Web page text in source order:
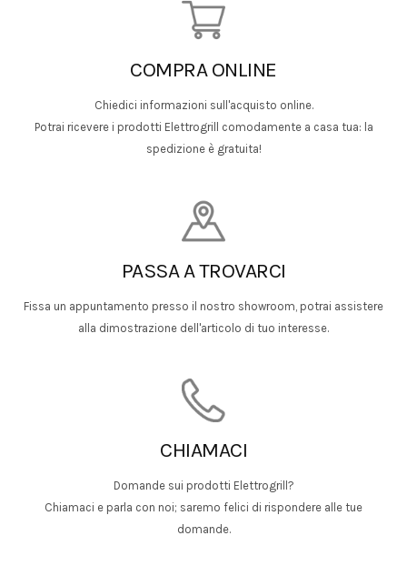
COMPRA ONLINE
Chiedici informazioni sull'acquisto online.
Potrai ricevere i prodotti Elettrogrill comodamente a casa tua: la
spedizione è gratuita!
PASSA A TROVARCI
Fissa un appuntamento presso il nostro showroom, potrai assistere
alla dimostrazione dell'articolo di tuo interesse.
CHIAMACI
Domande sui prodotti Elettrogrill?
Chiamaci e parla con noi; saremo felici di rispondere alle tue
domande.